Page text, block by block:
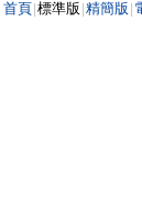
首頁 標準版 精簡版